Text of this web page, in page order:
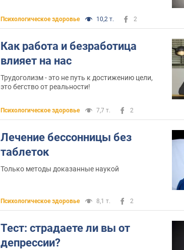
Психологическое здоровье 10,2 т. 2
Как работа и безработица
влияет на нас
Трудоголизм - это не путь к достижению цели,
это бегство от реальности!
Психологическое здоровье 7,7 т. 2
Лечение бессонницы без
таблеток
Только методы доказанные наукой
Психологическое здоровье 8,1 т. 2
Тест: страдаете ли вы от
депрессии?